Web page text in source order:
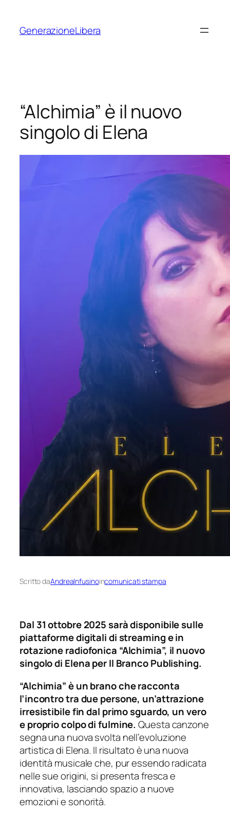
contenuto
GenerazioneLibera
“Alchimia” è il nuovo
singolo di Elena
Scritto daAndreaInfusinoincomunicati stampa
Dal 31 ottobre 2025 sarà disponibile sulle
piattaforme digitali di streaming e in
rotazione radiofonica “Alchimia”, il nuovo
singolo di Elena per Il Branco Publishing.
“Alchimia” è un brano che racconta
l’incontro tra due persone, un’attrazione
irresistibile fin dal primo sguardo, un vero
e proprio colpo di fulmine.Questa canzone
segna una nuova svolta nell’evoluzione
artistica di Elena. Il risultato è una nuova
identità musicale che, pur essendo radicata
nelle sue origini, si presenta fresca e
innovativa, lasciando spazio a nuove
emozioni e sonorità.